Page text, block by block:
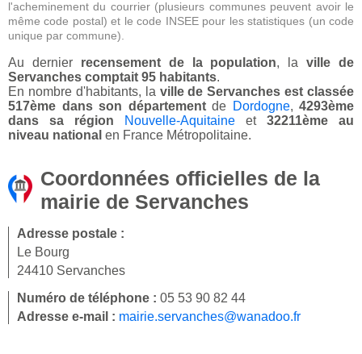
l'acheminement du courrier (plusieurs communes peuvent avoir le
même code postal) et le code INSEE pour les statistiques (un code
unique par commune).
Au dernier recensement de la population, laville de
Servanches comptait 95 habitants.
En nombre d'habitants, la ville de Servanches est classée
517ème dans son départementde Dordogne, 4293ème
dans sa région
Nouvelle-Aquitaine et 32211ème au
niveau national en France Métropolitaine.
Coordonnées officielles de la
mairie de Servanches
Adresse postale :
Le Bourg
24410 Servanches
Numéro de téléphone : 05 53 90 82 44
Adresse e-mail : mairie.servanches@wanadoo.fr